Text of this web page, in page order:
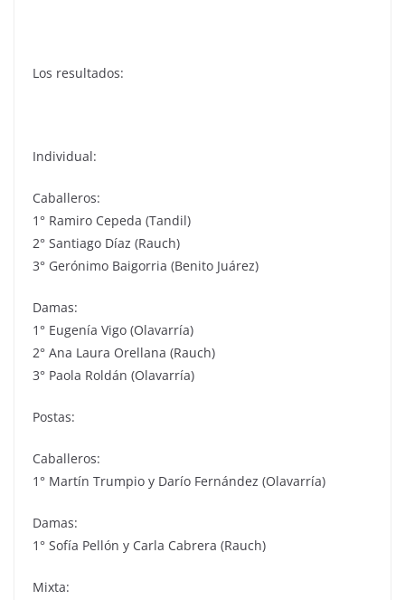
Los resultados:
Individual:
Caballeros:
1° Ramiro Cepeda (Tandil)
2° Santiago Díaz (Rauch)
3° Gerónimo Baigorria (Benito Juárez)
Damas:
1° Eugenía Vigo (Olavarría)
2° Ana Laura Orellana (Rauch)
3° Paola Roldán (Olavarría)
Postas:
Caballeros:
1° Martín Trumpio y Darío Fernández (Olavarría)
Damas:
1° Sofía Pellón y Carla Cabrera (Rauch)
Mixta: